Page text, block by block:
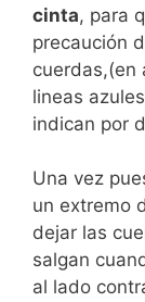
cinta, para
precaución
cuerdas,(en
lineas
indican por
Una vez
un extremo
dejar las
salgan
al lado